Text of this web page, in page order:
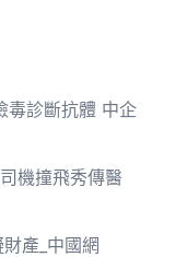
毒診斷抗體 中企
機撞飛秀傳醫
產_中國網